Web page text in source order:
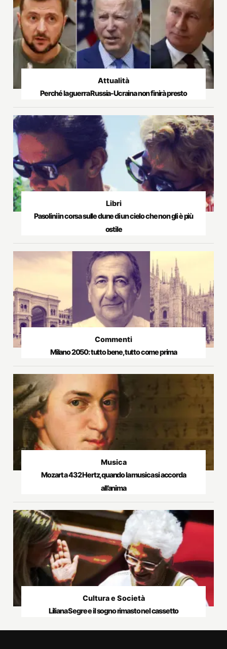
Attualità
Perché la guerra Russia-Ucraina non finirà presto
Libri
Pasolini in corsa sulle dune di un cielo che non gli è più
ostile
Commenti
Milano 2050: tutto bene, tutto come prima
Musica
Mozart a 432 Hertz, quando la musica si accorda
all’anima
Cultura e Società
Liliana Segre e il sogno rimasto nel cassetto